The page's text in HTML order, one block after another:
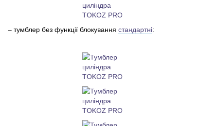
– тумблер без функції блокування стандартні: